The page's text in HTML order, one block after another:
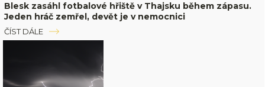
Blesk zasáhl fotbalové hřiště v Thajsku během zápasu.
Jeden hráč zemřel, devět je v nemocnici
ČÍST DÁLE